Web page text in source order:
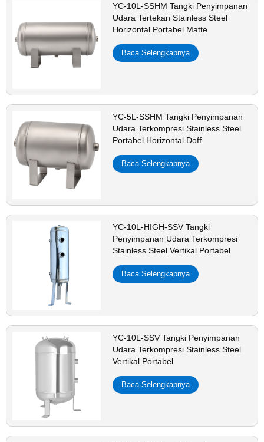
YC-10L-SSHM Tangki Penyimpanan
Udara Tertekan Stainless Steel
Horizontal Portabel Matte
Baca Selengkapnya
YC-5L-SSHM Tangki Penyimpanan
Udara Terkompresi Stainless Steel
Portabel Horizontal Doff
Baca Selengkapnya
YC-10L-HIGH-SSV Tangki
Penyimpanan Udara Terkompresi
Stainless Steel Vertikal Portabel
Baca Selengkapnya
YC-10L-SSV Tangki Penyimpanan
Udara Terkompresi Stainless Steel
Vertikal Portabel
Baca Selengkapnya